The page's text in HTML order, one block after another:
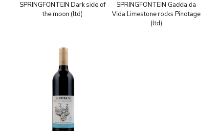
SPRINGFONTEIN Dark side of
the moon (ltd)
SPRINGFONTEIN Gadda da
Vida Limestone rocks Pinotage
(ltd)